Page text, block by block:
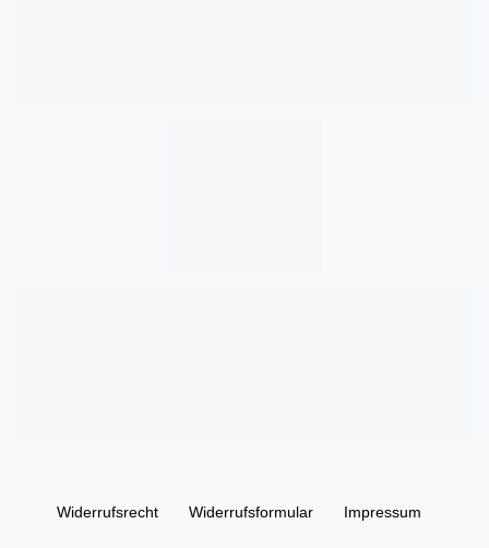
Widerrufs­recht Widerrufs­formular Impressum